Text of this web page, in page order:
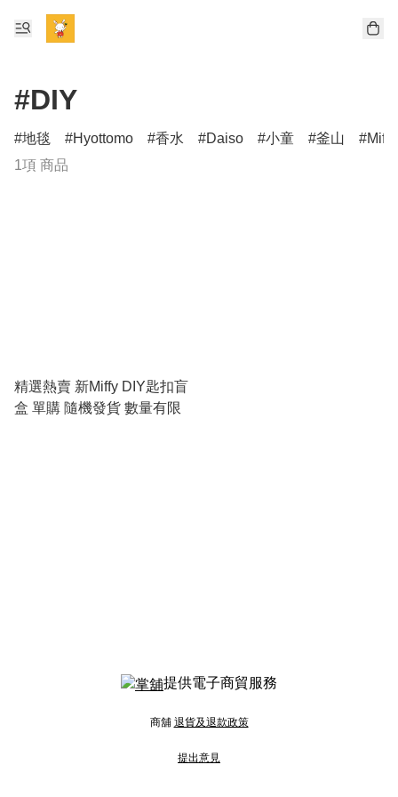
#DIY
地毯 Hyottomo 香水 Daiso 小童 釜山
1項 商品
精選熱賣 新Miffy DIY匙扣盲
盒 單購 隨機發貨 數量有限
提供電子商貿服務
商舖 退貨及退款政策
提出意見